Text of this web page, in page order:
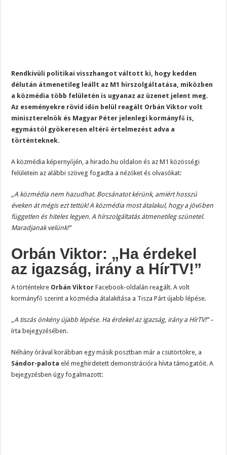
Rendkívüli politikai visszhangot váltott ki, hogy kedden
délután átmenetileg leállt az M1 hírszolgáltatása, miközben
a közmédia több felületén is ugyanaz az üzenet jelent meg.
Az eseményekre rövid időn belül reagált Orbán Viktor volt
miniszterelnök és Magyar Péter jelenlegi kormányfő is,
egymástól gyökeresen eltérő értelmezést adva a
történteknek.
A közmédia képernyőjén, a hirado.hu oldalon és az M1 közösségi
felületein az alábbi szöveg fogadta a nézőket és olvasókat:
„A közmédia nem hazudhat. Bocsánatot kérünk, amiért hosszú
éveken át mégis ezt tettük! A közmédia most átalakul, hogy a jövőben
független és hiteles legyen. A hírszolgáltatás átmenetileg szünetel.
Maradjanak velünk!”
Orbán Viktor: „Ha érdekel
az igazság, irány a HírTV!”
A történtekre Orbán Viktor Facebook-oldalán reagált. A volt
kormányfő szerint a közmédia átalakítása a Tisza Párt újabb lépése.
„A tiszás önkény újabb lépése. Ha érdekel az igazság, irány a HírTV!”–
írta bejegyzésében.
Néhány órával korábban egy másik posztban már a csütörtökre, a
Sándor-palota elé meghirdetett demonstrációra hívta támogatóit. A
bejegyzésben úgy fogalmazott: